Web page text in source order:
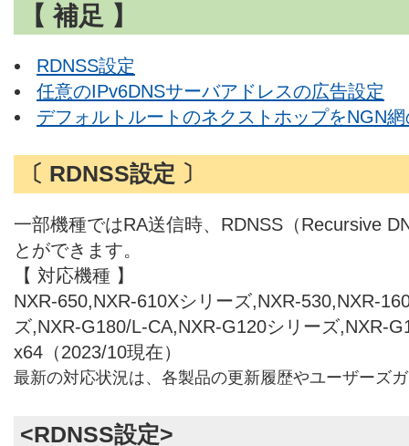
【 補足 】
RDNSS設定
任意のIPv6DNSサーバアドレスの広告設定
デフォルトルートのネクストホップをNGN
〔 RDNSS設定 〕
一部機種ではRA送信時、RDNSS（Recursive
とができます。
【 対応機種 】
NXR-650,NXR-610Xシリーズ,NXR-530,NXR-
ズ,NXR-G180/L-CA,NXR-G120シリーズ,NXR-
x64（2023/10現在）
最新の対応状況は、各製品の更新履歴やユーザーズ
<RDNSS設定>